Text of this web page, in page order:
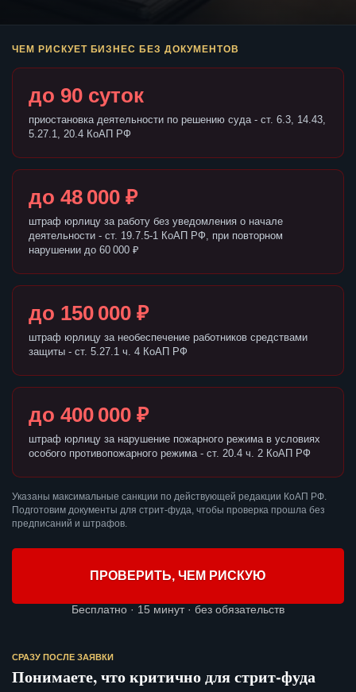
ЧЕМ РИСКУЕТ БИЗНЕС БЕЗ ДОКУМЕНТОВ
до 90 суток
приостановка деятельности по решению суда - ст. 6.3, 14.43,
5.27.1, 20.4 КоАП РФ
до 48 000 ₽
штраф юрлицу за работу без уведомления о начале
деятельности - ст. 19.7.5-1 КоАП РФ, при повторном
нарушении до 60 000 ₽
до 150 000 ₽
штраф юрлицу за необеспечение работников средствами
защиты - ст. 5.27.1 ч. 4 КоАП РФ
до 400 000 ₽
штраф юрлицу за нарушение пожарного режима в условиях
особого противопожарного режима - ст. 20.4 ч. 2 КоАП РФ
Указаны максимальные санкции по действующей редакции КоАП РФ.
Подготовим документы для стрит-фуда, чтобы проверка прошла без
предписаний и штрафов.
ПРОВЕРИТЬ, ЧЕМ РИСКУЮ
Бесплатно · 15 минут · без обязательств
СРАЗУ ПОСЛЕ ЗАЯВКИ
Понимаете, что критично для стрит-фуда